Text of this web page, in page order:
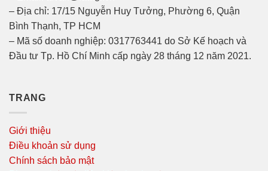
– Địa chỉ: 17/15 Nguyễn Huy Tưởng, Phường 6, Quận
Bình Thạnh, TP HCM
– Mã số doanh nghiệp: 0317763441 do Sở Kế hoạch và
Đầu tư Tp. Hồ Chí Minh cấp ngày 28 tháng 12 năm 2021.
TRANG
Giới thiệu
Điều khoản sử dụng
Chính sách bảo mật